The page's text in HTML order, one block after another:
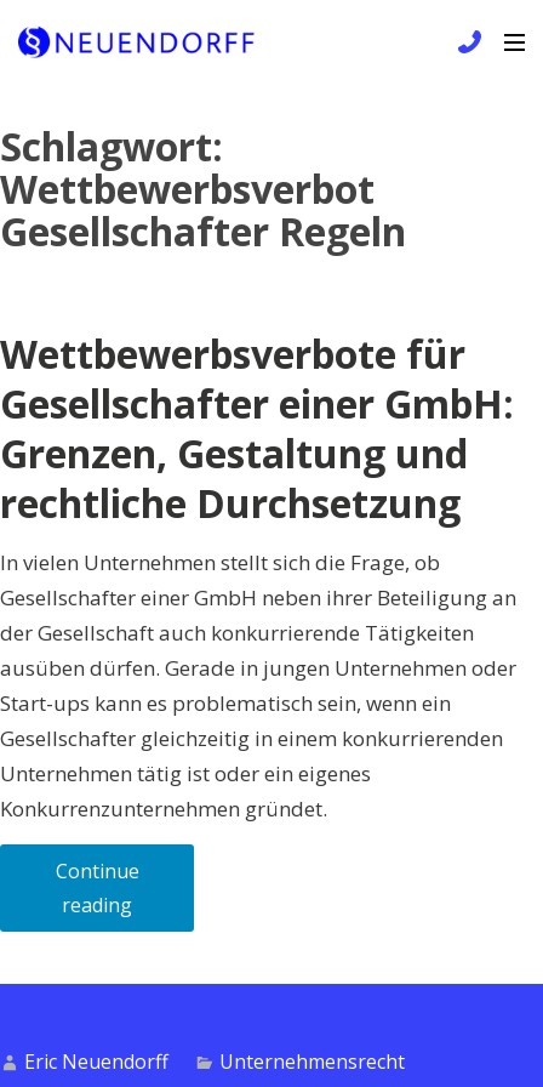
to
content
Schlagwort:
Wettbewerbsverbot
Gesellschafter Regeln
Wettbewerbsverbote für
Gesellschafter einer GmbH:
Grenzen, Gestaltung und
rechtliche Durchsetzung
In vielen Unternehmen stellt sich die Frage, ob
Gesellschafter einer GmbH neben ihrer Beteiligung an
der Gesellschaft auch konkurrierende Tätigkeiten
ausüben dürfen. Gerade in jungen Unternehmen oder
Start-ups kann es problematisch sein, wenn ein
Gesellschafter gleichzeitig in einem konkurrierenden
Unternehmen tätig ist oder ein eigenes
Konkurrenzunternehmen gründet.
Continue
reading„Wettbewerbsverbote
für
Grenzen,
Eric Neuendorff
Unternehmensrecht